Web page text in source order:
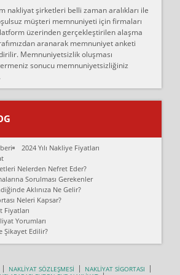
2600 TL'ye ankaradan
anlaştık bu şahıs evin taşınacağı gün
için anlaştım sözleşme yaptım.
tasittim.. bu kişiler ağrılı
uraya asansör kurulmaz dediler
Evimi taşıdım yani İstanbul'un bir
yani Ümraniye bölgesinde
haftası evimi Ümraniye'den Çok
nakliyat şirketleri belli zaman aralıkları ile
müşteri memnuniyeti için firmaları
üzerinden gerçekleştirilen alaşma
aranarak memnuniyet anketi
Memnuniyetsizlik oluşması
sonucu memnuniyetsizliğiniz
2024 Yılı Nakliye Fiyatları
Nelerden Nefret Eder?
Sorulması Gerekenler
Aklınıza Ne Gelir?
Neleri Kapsar?
Fiyatları
Yorumları
Şikayet Edilir?
NAKLİYAT SÖZLEŞMESİ
NAKLİYAT SİGORTASI